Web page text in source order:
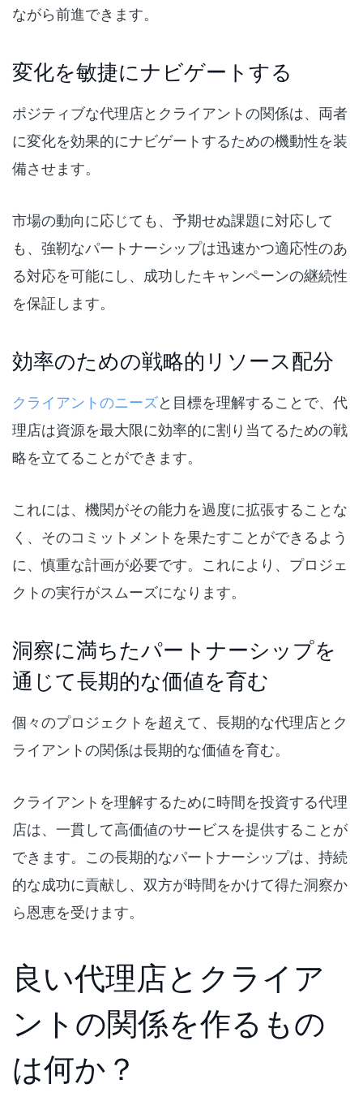
ながら前進できます。
変化を敏捷にナビゲートする
ポジティブな代理店とクライアントの関係は、両者
に変化を効果的にナビゲートするための機動性を装
備させます。
市場の動向に応じても、予期せぬ課題に対応して
も、強靭なパートナーシップは迅速かつ適応性のあ
る対応を可能にし、成功したキャンペーンの継続性
を保証します。
効率のための戦略的リソース配分
クライアントのニーズと目標を理解することで、代
理店は資源を最大限に効率的に割り当てるための戦
略を立てることができます。
これには、機関がその能力を過度に拡張することな
く、そのコミットメントを果たすことができるよう
に、慎重な計画が必要です。これにより、プロジェ
クトの実行がスムーズになります。
洞察に満ちたパートナーシップを
通じて長期的な価値を育む
個々のプロジェクトを超えて、長期的な代理店とク
ライアントの関係は長期的な価値を育む。
クライアントを理解するために時間を投資する代理
店は、一貫して高価値のサービスを提供することが
できます。この長期的なパートナーシップは、持続
的な成功に貢献し、双方が時間をかけて得た洞察か
ら恩恵を受けます。
良い代理店とクライア
ントの関係を作るもの
は何か？